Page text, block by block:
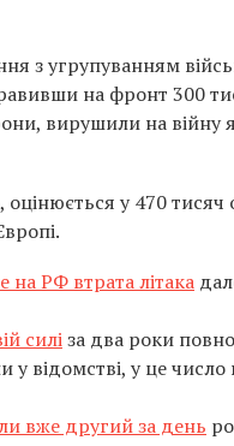
з угрупуванням
на фронт 300
вирушили на війну
оцінюється у 470 тисяч
на РФ втрата літака
силіза два роки
відомстві, у це число
вже другий за день